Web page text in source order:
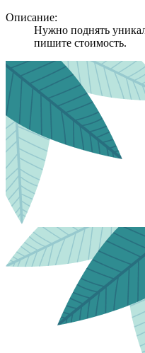
Описание:
Нужно поднять
пишите стоимость.